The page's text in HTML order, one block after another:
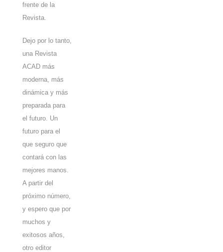
frente de la
Revista.
Dejo por lo tanto,
una Revista
ACAD más
moderna, más
dinámica y más
preparada para
el futuro. Un
futuro para el
que seguro que
contará con las
mejores manos.
A partir del
próximo número,
y espero que por
muchos y
exitosos años,
otro editor